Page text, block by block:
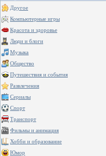
Другое
Компьютерные игры
Красота и здоровье
Люди и блоги
Музыка
Общество
Путешествия и события
Развлечения
Сериалы
Спорт
Транспорт
Фильмы и анимация
Хобби и образование
Юмор